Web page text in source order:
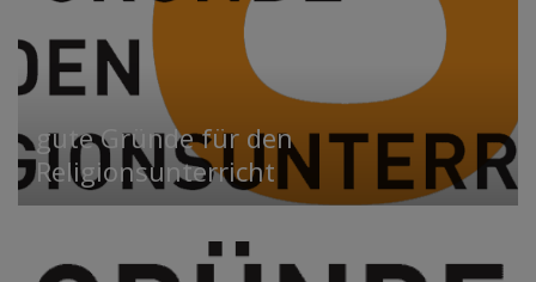
gute Gründe für den
Religionsunterricht